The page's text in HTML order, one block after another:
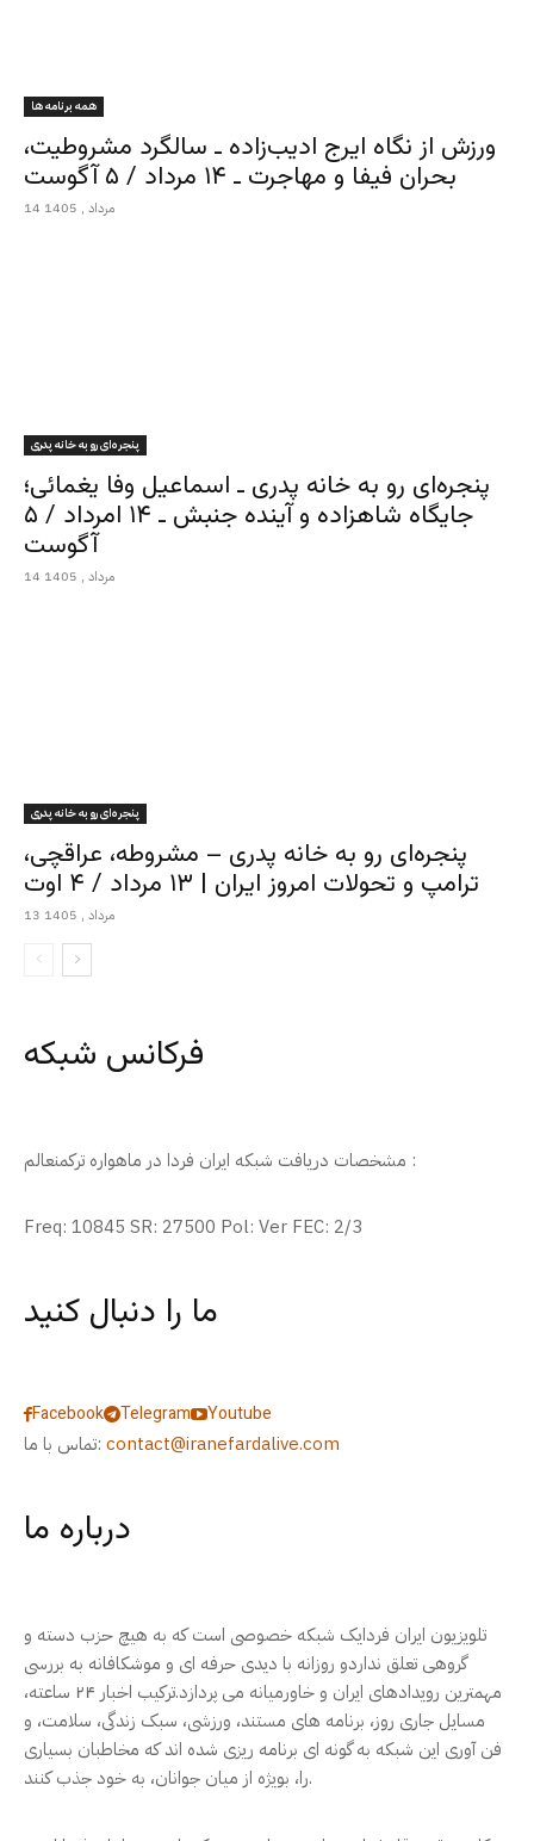
همه برنامه ها
ورزش از نگاه ایرج ادیب‌زاده ـ سالگرد مشروطیت،
بحران فیفا و مهاجرت ـ ۱۴ مرداد / ۵ آگوست
14 مرداد , 1405
پنجره‌ای رو به خانه پدری
پنجره‌ای رو به خانه پدری ـ اسماعیل وفا یغمائی؛
جایگاه شاهزاده و آینده جنبش ـ ۱۴ امرداد / ۵
آگوست
14 مرداد , 1405
پنجره‌ای رو به خانه پدری
پنجره‌ای رو به خانه پدری – مشروطه، عراقچی،
ترامپ و تحولات امروز ایران | ۱۳ مرداد / ۴ اوت
13 مرداد , 1405
فرکانس شبکه
مشخصات دریافت شبکه ایران فردا در ماهواره ترکمنعالم :
Freq: 10845 SR: 27500 Pol: Ver FEC: 2/3
ما را دنبال کنید
Facebook Telegram
Youtube
تماس با ما: contact@iranefardalive.com
درباره ما
تلویزیون ایران فردایک شبکه خصوصی است که به هیچ حزب دسته و
گروهی تعلق نداردو روزانه با دیدی حرفه ای و موشکافانه به بررسی
مهمترین رویدادهای ایران و خاورمیانه می پردازد.ترکیب اخبار ۲۴ ساعته،
مسایل جاری روز، برنامه های مستند، ورزشی، سبک زندگی، سلامت، و
فن آوری این شبکه به گونه ای برنامه ریزی شده اند که مخاطبان بسیاری
را، بویژه از میان جوانان، به خود جذب کنند.